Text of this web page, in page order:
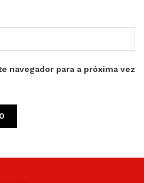
navegador para a próxima vez